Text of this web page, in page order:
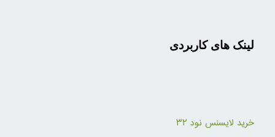
لینک های کاربردی
خرید لایسنس نود ۳۲